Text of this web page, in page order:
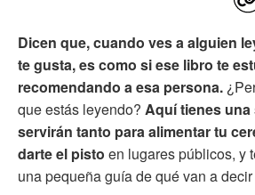
Dicen que, cuando ves a alguien
te gusta, es como si ese libro te
recomendando a esa persona.
que estás leyendo? Aquí tienes
servirán tanto para alimentar tu
darte el pisto en lugares públicos, y
una pequeña guía de qué van a